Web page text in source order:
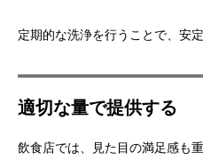
定期的な洗浄を行うことで、安
適切な量で提供する
飲食店では、見た目の満足感も重